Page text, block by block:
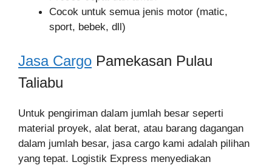
Cocok untuk semua jenis motor (matic,
sport, bebek, dll)
Jasa Cargo Pamekasan Pulau
Taliabu
Untuk pengiriman dalam jumlah besar seperti
material proyek, alat berat, atau barang dagangan
dalam jumlah besar, jasa cargo kami adalah pilihan
yang tepat. Logistik Express menyediakan